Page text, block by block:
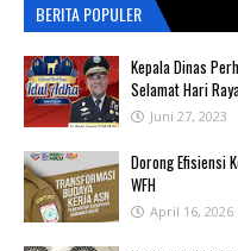
BERITA POPULER
Kepala Dinas
Selamat Hari
Juni 27, 2023
‎Dorong Efisiensi
WFH ‎
April 16, 2026